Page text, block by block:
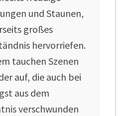
und Staunen,
großes
hervorriefen.
tauchen Szenen
auf, die auch bei
aus dem
verschwunden